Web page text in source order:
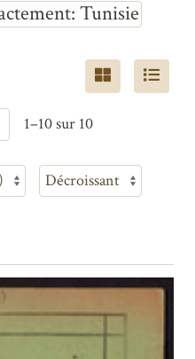
Tunisie
1–10 sur 10